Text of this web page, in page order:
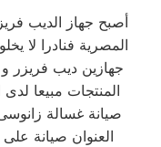
أصبح جهاز الديب
المصرية فنادرا لا
جهازين ديب فريزر
المنتجات مبيعا
صيانة غسالة
العنوان صيانة